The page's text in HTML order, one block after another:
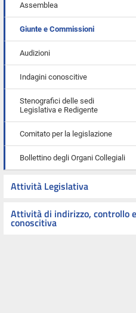
Assemblea
Giunte e Commissioni
Audizioni
Indagini conoscitive
Stenografici delle sedi
Legislativa e Redigente
Comitato per la legislazione
Bollettino degli Organi Collegiali
Attività Legislativa
Attività di indirizzo, controllo e
conoscitiva